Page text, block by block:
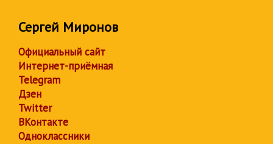
Сергей Миронов
Официальный сайт
Интернет-приёмная
Telegram
Дзен
Twitter
ВКонтакте
Одноклассники